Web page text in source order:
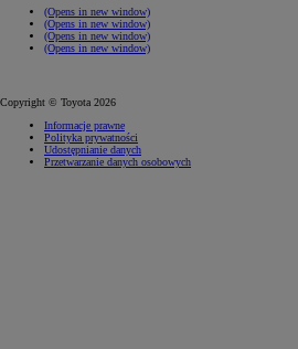
(Opens in new window)
(Opens in new window)
(Opens in new window)
(Opens in new window)
Copyright © Toyota 2026
Informacje prawne
Polityka prywatności
Udostępnianie danych
Przetwarzanie danych osobowych